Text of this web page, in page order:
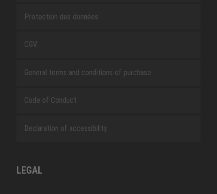
Protection des données
CGV
General terms and conditions of purchase
Code of Conduct
Declaration of accessibility
LEGAL